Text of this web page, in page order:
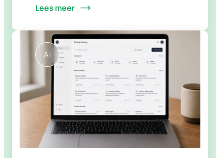
slim formulier daar, een tool die wat
voor…
Lees meer
AI